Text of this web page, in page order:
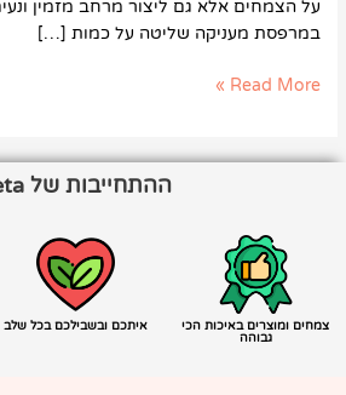
על הצמחים אלא גם ליצור מרחב מזמין
במרפסת מעניקה שליטה על כמות […]
Read More »
ההתחייבות של neta
צמחים ומוצרים באיכות הכי
גבוהה
איתכם ובשבילכם בכל שלב